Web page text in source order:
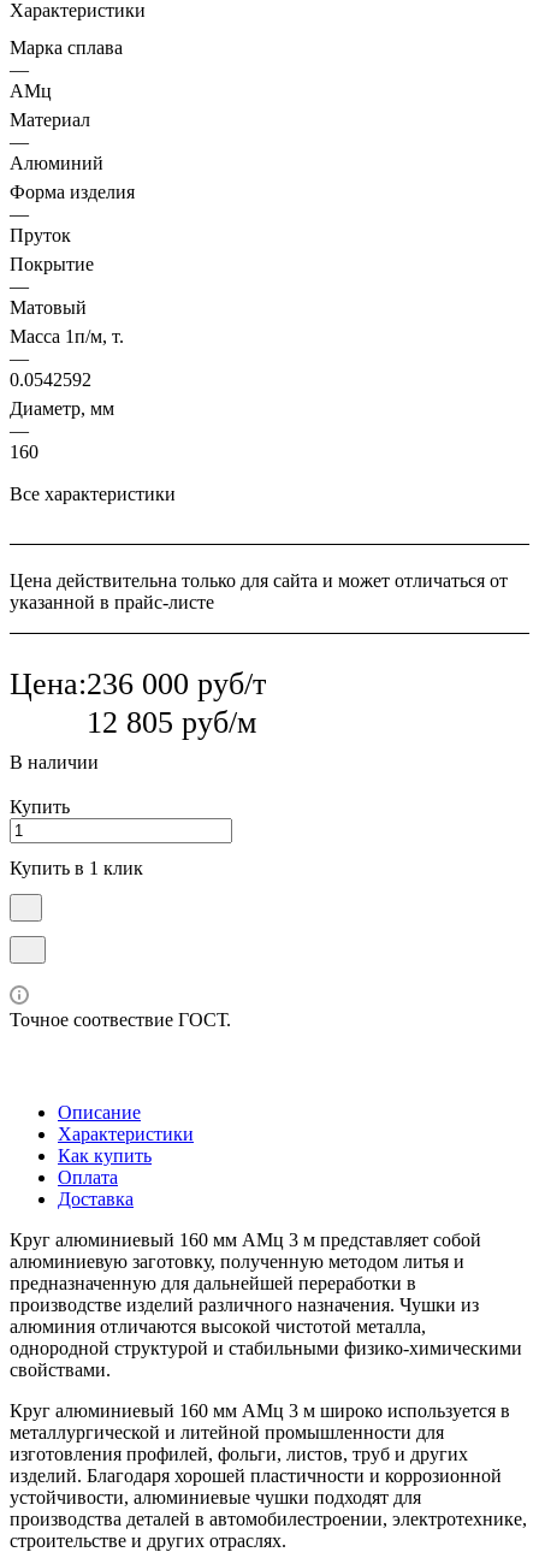
Характеристики
Марка сплава
—
АМц
Материал
—
Алюминий
Форма изделия
—
Пруток
Покрытие
—
Матовый
Масса 1п/м, т.
—
0.0542592
Диаметр, мм
—
160
Все характеристики
Цена действительна только для сайта и может отличаться от
указанной в прайс-листе
Цена:236 000 руб/т
12 805 руб/м
В наличии
Купить
Купить в 1 клик
Точное соотвествие ГОСТ.
Описание
Характеристики
Как купить
Оплата
Доставка
Круг алюминиевый 160 мм АМц 3 м представляет собой
алюминиевую заготовку, полученную методом литья и
предназначенную для дальнейшей переработки в
производстве изделий различного назначения. Чушки из
алюминия отличаются высокой чистотой металла,
однородной структурой и стабильными физико-химическими
свойствами.
Круг алюминиевый 160 мм АМц 3 м широко используется в
металлургической и литейной промышленности для
изготовления профилей, фольги, листов, труб и других
изделий. Благодаря хорошей пластичности и коррозионной
устойчивости, алюминиевые чушки подходят для
производства деталей в автомобилестроении, электротехнике,
строительстве и других отраслях.